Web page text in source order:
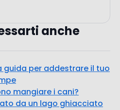
per addestrare il tuo
di speranza
GPS? Una
GPS
che il tuo cane salti